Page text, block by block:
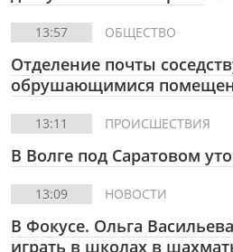
13:57 ОБЩЕСТВО
Отделение почты
обрушающимися
13:11 ПРОИСШЕСТВИЯ
В Волге под Саратовом
13:09 НОВОСТИ
В Фокусе. Ольга
играть в школах в